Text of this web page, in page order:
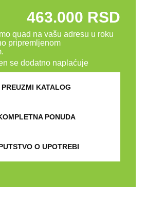
463.000 RSD
quad na vašu adresu u roku
pripremljenom
se dodatno naplaćuje
PREUZMI KATALOG
PONUDA
O UPOTREBI